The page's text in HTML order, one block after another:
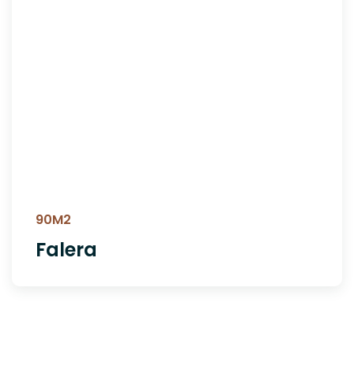
90M2
Falera